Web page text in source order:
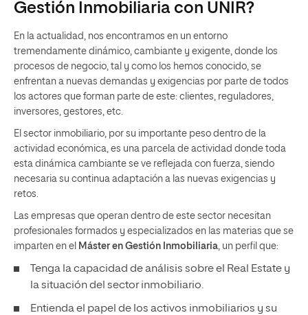
Gestión Inmobiliaria con UNIR?
En la actualidad, nos encontramos en un entorno
tremendamente dinámico, cambiante y exigente, donde los
procesos de negocio, tal y como los hemos conocido, se
enfrentan a nuevas demandas y exigencias por parte de todos
los actores que forman parte de este: clientes, reguladores,
inversores, gestores, etc.
El sector inmobiliario, por su importante peso dentro de la
actividad económica, es una parcela de actividad donde toda
esta dinámica cambiante se ve reflejada con fuerza, siendo
necesaria su continua adaptación a las nuevas exigencias y
retos.
Las empresas que operan dentro de este sector necesitan
profesionales formados y especializados en las materias que se
imparten en el Máster en Gestión Inmobiliaria, un perfil que:
Tenga la capacidad de análisis sobre el Real Estate y
la situación del sector inmobiliario.
Entienda el papel de los activos inmobiliarios y su